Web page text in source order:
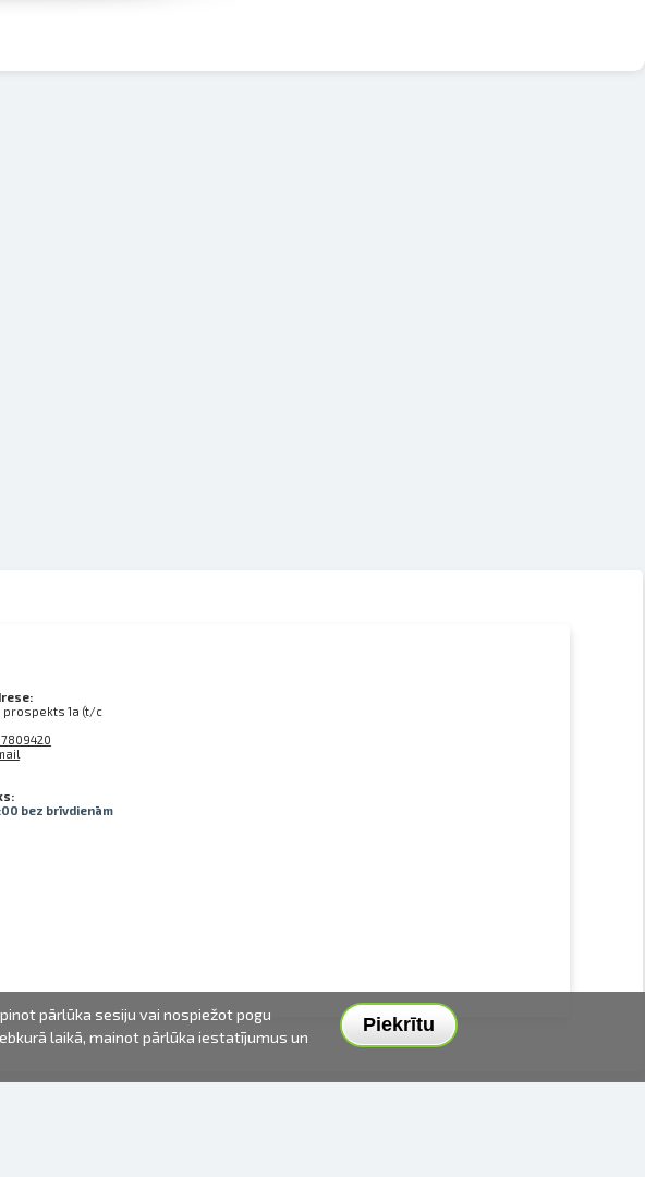
prospekts 1a (t/c
bez brīvdienām
Piekrītu
pārlūka sesiju vai nospiežot pogu
laikā, mainot pārlūka iestatījumus un